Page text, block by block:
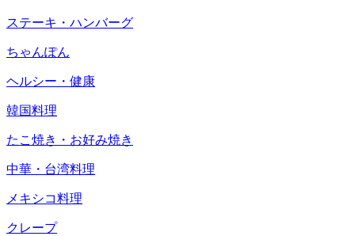
ステーキ・ハンバーグ
ちゃんぽん
ヘルシー・健康
韓国料理
たこ焼き・お好み焼き
中華・台湾料理
メキシコ料理
クレープ